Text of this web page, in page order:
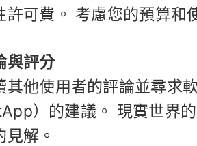
許可費。 考慮您的預算和
與評分
其他使用者的評論並尋求
）的建議。 現實世界
見解。